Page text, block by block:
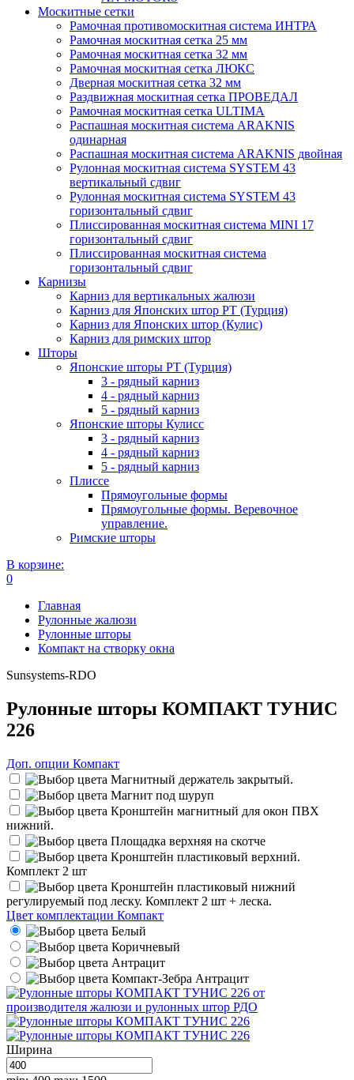
Москитные сетки
Рамочная противомоскитная система ИНТРА
Рамочная москитная сетка 25 мм
Рамочная москитная сетка 32 мм
Рамочная москитная сетка ЛЮКС
Дверная москитная сетка 32 мм
Раздвижная москитная сетка ПРОВЕДАЛ
Рамочная москитная сетка ULTIMA
Распашная москитная система ARAKNIS
одинарная
Распашная москитная система ARAKNIS двойная
Рулонная москитная система SYSTEM 43
вертикальный сдвиг
Рулонная москитная система SYSTEM 43
горизонтальный сдвиг
Плиссированная москитная система MINI 17
горизонтальный сдвиг
Плиссированная москитная система
горизонтальный сдвиг
Карнизы
Карниз для вертикальных жалюзи
Карниз для Японских штор РТ (Турция)
Карниз для Японских штор (Кулис)
Карниз для римских штор
Шторы
Японские шторы РТ (Турция)
3 - рядный карниз
4 - рядный карниз
5 - рядный карниз
Японские шторы Кулисс
3 - рядный карниз
4 - рядный карниз
5 - рядный карниз
Плиссе
Прямоугольные формы
Прямоугольные формы. Веревочное
управление.
Римские шторы
В корзине:
0
Главная
Рулонные жалюзи
Рулонные шторы
Компакт на створку окна
Sunsystems-RDO
Рулонные шторы КОМПАКТ ТУНИС
226
Доп. опции Компакт
Магнитный держатель закрытый.
Магнит под шуруп
Кронштейн магнитный для окон ПВХ
нижний.
Площадка верхняя на скотче
Кронштейн пластиковый верхний.
Комплект 2 шт
Кронштейн пластиковый нижний
регулируемый под леску. Комплект 2 шт + леска.
Цвет комплектации Компакт
Белый
Коричневый
Антрацит
Компакт-Зебра Антрацит
Ширина